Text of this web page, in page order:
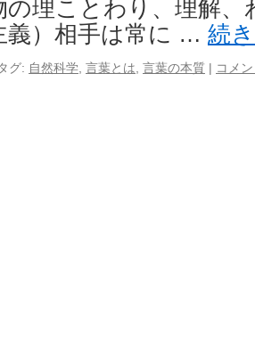
の理ことわり、理解
義）相手は常に … 続
グ: 自然科学 言葉とは 言葉の本質 | コメ